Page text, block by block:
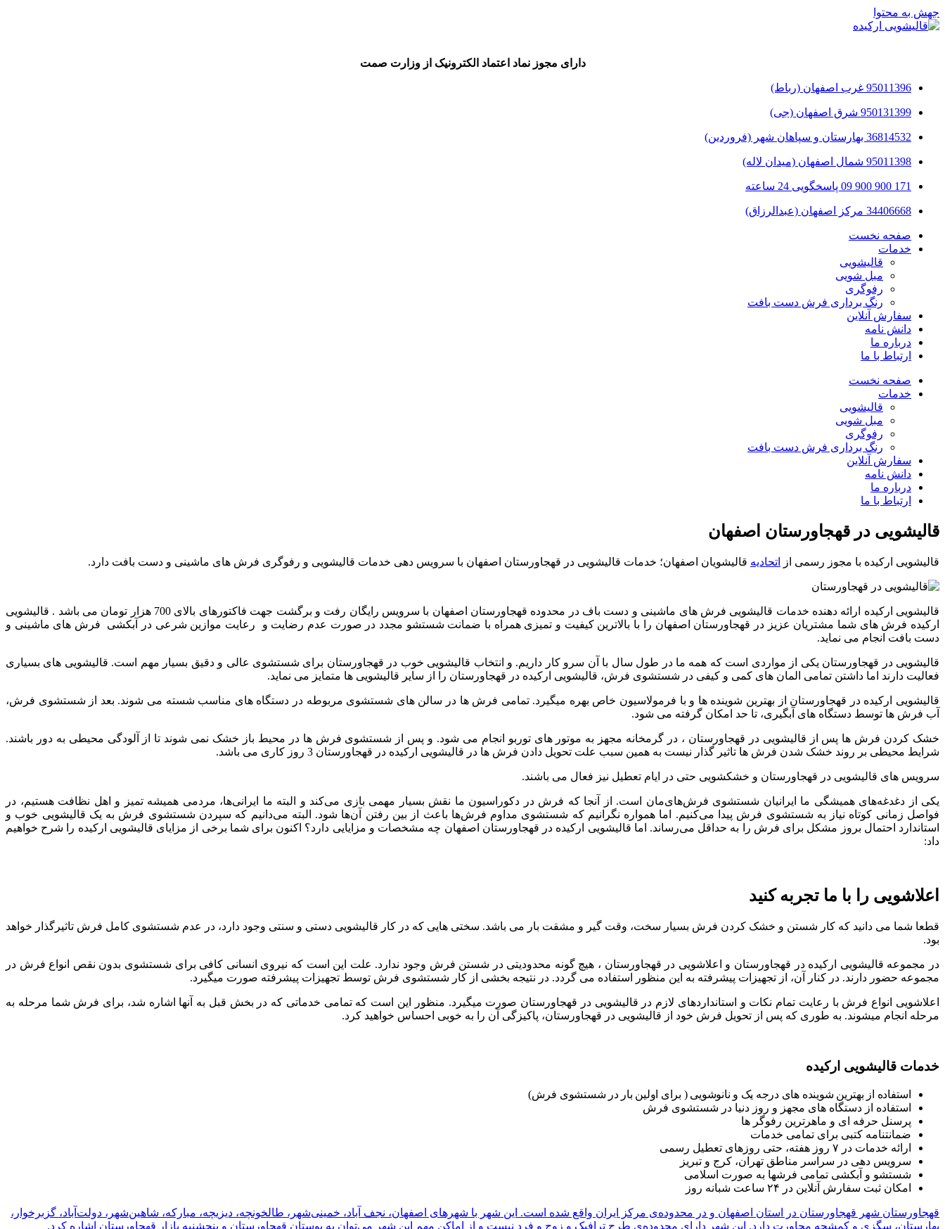
جهش به محتوا
دارای مجوز نماد اعتماد الکترونیک از وزارت صمت
95011396 غرب اصفهان (رباط)
950131399 شرق اصفهان (جی)
36814532 بهارستان و سپاهان شهر (فروردین)
95011398 شمال اصفهان (میدان لاله)
171 900 900 09 پاسخگویی 24 ساعته
34406668 مرکز اصفهان (عبدالرزاق)
صفحه نخست
خدمات
قالیشویی
مبل شویی
رفوگری
رنگ برداری فرش دست بافت
سفارش آنلاین
دانش نامه
درباره ما
ارتباط با ما
صفحه نخست
خدمات
قالیشویی
مبل شویی
رفوگری
رنگ برداری فرش دست بافت
سفارش آنلاین
دانش نامه
درباره ما
ارتباط با ما
قالیشویی در قهجاورستان اصفهان
قالیشویی ارکیده با مجوز رسمی از اتحادیه قالیشویان اصفهان؛ خدمات قالیشویی در قهجاورستان اصفهان با سرویس دهی خدمات قالیشویی و رفوگری فرش های ماشینی و دست بافت دارد.
قالیشویی ارکیده ارائه دهنده خدمات قالیشویی فرش های ماشینی و دست باف در محدوده قهجاورستان اصفهان با سرویس رایگان رفت و برگشت جهت فاکتورهای بالای 700 هزار تومان می باشد . قالیشویی
ارکیده فرش های شما مشتریان عزیز در قهجاورستان اصفهان را با بالاترین کیفیت و تمیزی همراه با ضمانت شستشو مجدد در صورت عدم رضایت و رعایت موازین شرعی در آبکشی فرش های ماشینی و
دست بافت انجام می نماید.
قالیشویی در قهجاورستان یکی از مواردی است که همه ما در طول سال با آن سرو کار داریم. و انتخاب قالیشویی خوب در قهجاورستان برای شستشوی عالی و دقیق بسیار مهم است. قالیشویی های بسیاری
فعالیت دارند اما داشتن تمامی المان های کمی و کیفی در شستشوی فرش، قالیشویی ارکیده در قهجاورستان را از سایر قالیشویی ها متمایز می نماید.
قالیشویی ارکیده در قهجاورستان از بهترین شوینده ها و با فرمولاسیون خاص بهره میگیرد. تمامی فرش ها در سالن های شستشوی مربوطه در دستگاه های مناسب شسته می شوند. بعد از شستشوی فرش،
آب فرش ها توسط دستگاه های آبگیری، تا حد امکان گرفته می شود.
خشک کردن فرش ها پس از قالیشویی در قهجاورستان ، در گرمخانه مجهز به موتور های توربو انجام می شود. و پس از شستشوی فرش ها در محیط باز خشک نمی شوند تا از آلودگی محیطی به دور باشند.
شرایط محیطی بر روند خشک شدن فرش ها تاثیر گذار نیست به همین سبب علت تحویل دادن فرش ها در قالیشویی ارکیده در قهجاورستان 3 روز کاری می باشد.
سرویس های قالیشویی در قهجاورستان و خشکشویی حتی در ایام تعطیل نیز فعال می باشند.
یکی از دغدغه‌های همیشگی ما ایرانیان شستشوی فرش‌های‌مان است. از آنجا که فرش در دکوراسیون ما نقش بسیار مهمی بازی می‌کند و البته ما ایرانی‌ها، مردمی همیشه تمیز و اهل نظافت هستیم، در
فواصل زمانی کوتاه نیاز به شستشوی فرش پیدا می‌کنیم. اما همواره نگرانیم که شستشوی مداوم فرش‌ها باعث از بین رفتن آن‌ها شود. البته می‌دانیم که سپردن شستشوی فرش به یک قالیشویی خوب و
استاندارد احتمال بروز مشکل برای فرش را به‌ حداقل می‌رساند. اما قالیشویی ارکیده در قهجاورستان اصفهان چه مشخصات و مزایایی دارد؟ اکنون برای شما برخی از مزایای قالیشویی ارکیده را شرح خواهیم
داد:
اعلاشویی را با ما تجربه کنید
قطعا شما می دانید که کار شستن و خشک کردن فرش بسیار سخت، وقت گیر و مشقت بار می باشد. سختی هایی که در کار قالیشویی دستی و سنتی وجود دارد، در عدم شستشوی کامل فرش تاثیرگذار خواهد
بود.
در مجموعه قالیشویی ارکیده در قهجاورستان و اعلاشویی در قهجاورستان ، هیچ گونه محدودیتی در شستن فرش وجود ندارد. علت این است که نیروی انسانی کافی برای شستشوی بدون نقص انواع فرش در
مجموعه حضور دارند. در کنار آن، از تجهیزات پیشرفته به این منظور استفاده می گردد. در نتیجه بخشی از کار شستشوی فرش توسط تجهیزات پیشرفته صورت میگیرد.
اعلاشویی انواع فرش با رعایت تمام نکات و استانداردهای لازم در قالیشویی در قهجاورستان صورت میگیرد. منظور این است که تمامی خدماتی که در بخش قبل به آنها اشاره شد، برای فرش شما مرحله به
مرحله انجام میشوند. به طوری که پس از تحویل فرش خود از قالیشویی در قهجاورستان، پاکیزگی آن را به خوبی احساس خواهید کرد.
خدمات قالیشویی ارکیده
استفاده از بهترین شوینده های درجه یک و نانوشویی ( برای اولین بار در شستشوی فرش)
استفاده از دستگاه های مجهز و روز دنیا در شستشوی فرش
پرسنل حرفه ای و ماهرترین رفوگر ها
ضمانتنامه کتبی برای تمامی خدمات
ارائه خدمات در ۷ روز هفته، حتی روزهای تعطیل رسمی
سرویس دهی در سراسر مناطق تهران، کرج و تبریز
شستشو و آبکشی تمامی فرشها به صورت اسلامی
امکان ثبت سفارش آنلاین در ۲۴ ساعت شبانه روز
قهجاورستان شهر قهجاورستان در استان اصفهان و در محدوده‌ی مرکز ایران واقع شده است. این شهر با شهرهای اصفهان، نجف آباد، خمینی‌شهر، طالخونچه، دیزیچه، مبارکه، شاهین‌شهر، دولت‌آباد، گزبرخوار،
بهارستان، سگزی و کمشجه مجاورت دارد. این شهر دارای محدوده‌ی طرح ترافیک و زوج و فرد نیست و از اماکن مهم این شهر می‌توان به بوستان قهجاورستان و پنجشنبه بازار قهجاورستان اشاره کرد.